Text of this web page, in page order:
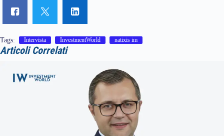
Tags: Intervista InvestmentWorld natixis im
Articoli Correlati